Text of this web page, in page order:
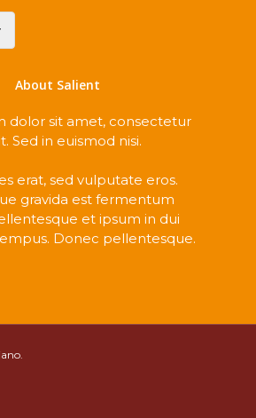
About Salient
dolor sit amet, consectetur
Sed in euismod nisi.
erat, sed vulputate eros.
gravida est fermentum
et ipsum in dui
Donec pellentesque.